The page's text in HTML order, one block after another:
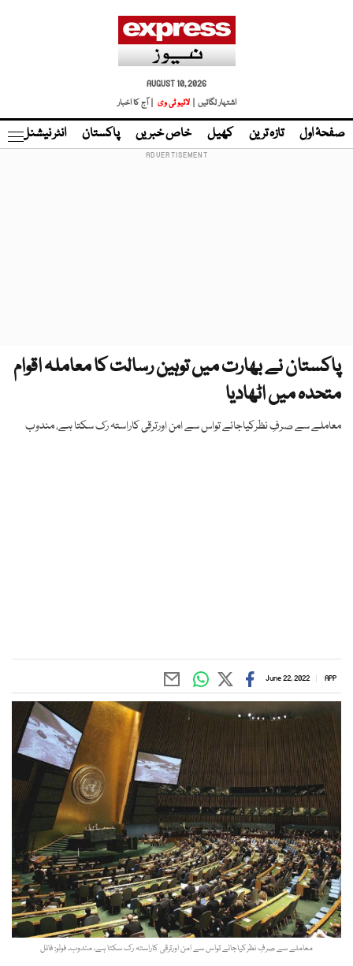
AUGUST 10, 2026
اشتہار لگائیں |
لائیو ٹی وی | آج کا اخبار
صفحۂ اول تازہ ترین کھیل خاص خبریں پاکستان انٹر نیشنل
پاکستان نے بھارت میں توہین رسالت کا معاملہ اقوام
متحدہ میں اٹھادیا
معاملے سے صرفِ نظرکیاجائے تواس سے امن اورترقی کاراستہ رک سکتا ہے، مندوب
APP
June 22, 2022
معاملے سے صرفِ نظرکیاجائے تواس سے امن اورترقی کاراستہ رک سکتا ہے، مندوب۔ فوٹو: فائل